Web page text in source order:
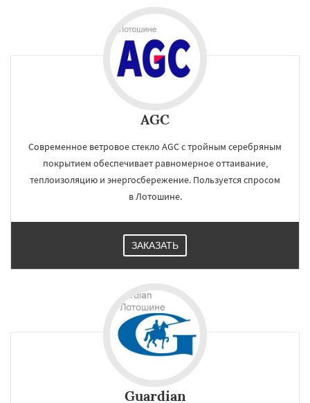
AGC
Современное ветровое стекло AGC с тройным серебряным
покрытием обеспечивает равномерное оттаивание,
теплоизоляцию и энергосбережение. Пользуется спросом
в Лотошине.
ЗАКАЗАТЬ
Guardian